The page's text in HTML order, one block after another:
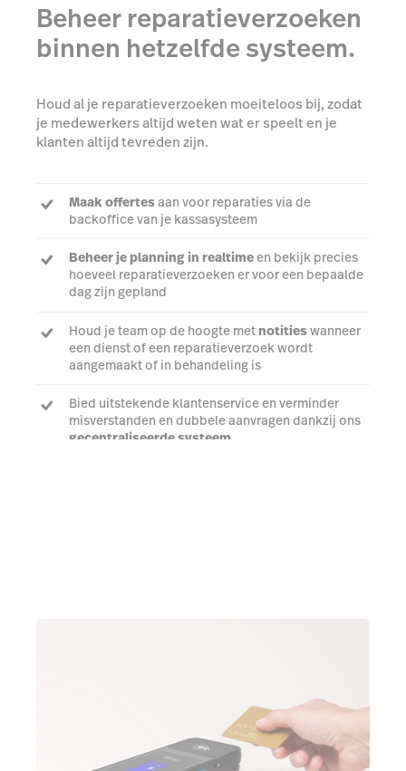
Beheer reparatieverzoeken
binnen hetzelfde systeem.
Houd al je reparatieverzoeken moeiteloos bij, zodat
je medewerkers altijd weten wat er speelt en je
klanten altijd tevreden zijn.
Maak offertesaan voor reparaties via de
backoffice van je kassasysteem
Beheer je planning in realtimeen bekijk precies
hoeveel reparatieverzoeken er voor een bepaalde
dag zijn gepland
Houd je team op de hoogte met notitieswanneer
een dienst of een reparatieverzoek wordt
aangemaakt of in behandeling is
Bied uitstekende klantenservice en verminder
misverstanden en dubbele aanvragen dankzij ons
gecentraliseerde systeem